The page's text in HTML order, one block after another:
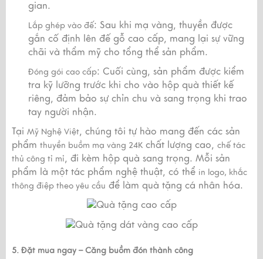
gian.
Lắp ghép vào đế: Sau khi mạ vàng, thuyền được
gắn cố định lên đế gỗ cao cấp, mang lại sự vững
chãi và thẩm mỹ cho tổng thể sản phẩm.
Đóng gói cao cấp: Cuối cùng, sản phẩm được kiểm
tra kỹ lưỡng trước khi cho vào hộp quà thiết kế
riêng, đảm bảo sự chỉn chu và sang trọng khi trao
tay người nhận.
Tại Mỹ Nghệ Việt, chúng tôi tự hào mang đến các sản
phẩm thuyền buồm mạ vàng 24K chất lượng cao, chế tác
thủ công tỉ mỉ, đi kèm hộp quà sang trọng. Mỗi sản
phẩm là một tác phẩm nghệ thuật, có thể in logo, khắc
thông điệp theo yêu cầu để làm quà tặng cá nhân hóa.
5. Đặt mua ngay – Căng buồm đón thành công